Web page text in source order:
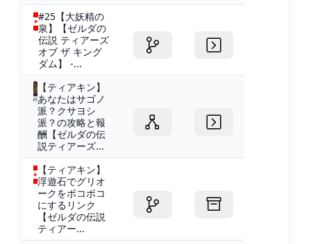
#25【大妖精の
泉】【ゼルダの
伝説 ティアーズ
オブ ザ キング
ダム】 -...
【ティアキン】
あなたはサゴノ
派？クサヨシ
派？の攻略と報
酬【ゼルダの伝
説ティアーズ...
【ティアキン】
浮遊石でグリオ
ークをボコボコ
にするリンク
【ゼルダの伝説
ティアー...